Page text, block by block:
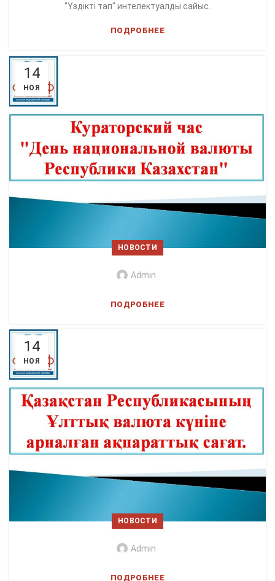
"Үздікті тап" интелектуалды сайыс.
ПОДРОБНЕЕ
14
НОЯ
НОВОСТИ
Admin
ПОДРОБНЕЕ
14
НОЯ
НОВОСТИ
Admin
ПОДРОБНЕЕ